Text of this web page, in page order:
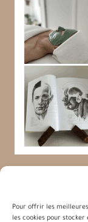
Pour offrir les
les cookies pour